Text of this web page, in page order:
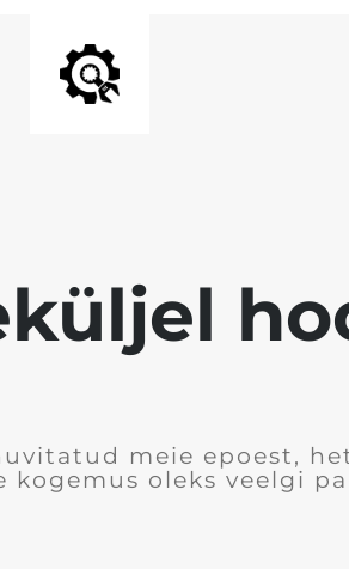
meie epoest,
kogemus oleks veelgi